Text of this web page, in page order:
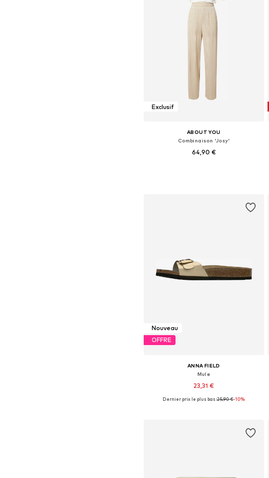
Exclusif
ABOUT YOU
Combinaison 'Josy'
64,90 €
Nouveau
OFFRE
ANNA FIELD
Mule
23,31 €
Disponible en plusieurs tailles
Dernier prix le plus bas :25,90 €-10%